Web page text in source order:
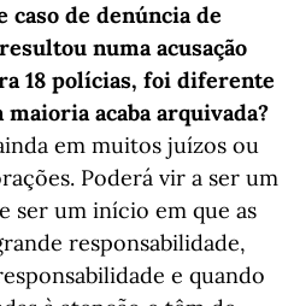
caso de denúncia de
numa acusação
18 polícias, foi diferente
acaba arquivada?
em muitos juízos ou
Poderá vir a ser um
ser um início em que as
responsabilidade,
e quando